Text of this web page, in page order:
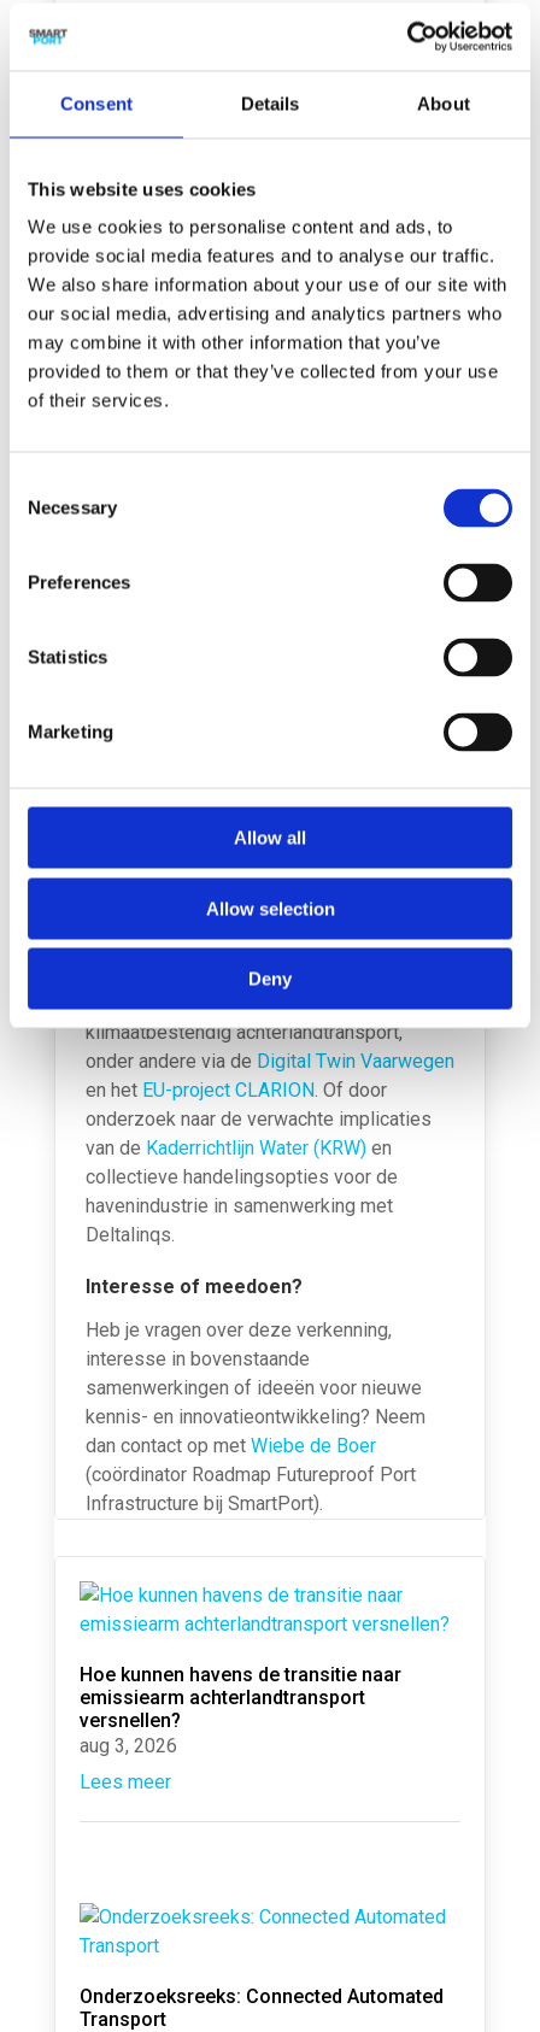
Consent Details About
This website uses cookies
We use cookies to personalise content and ads, to
provide social media features and to analyse our traffic.
We also share information about your use of our site with
our social media, advertising and analytics partners who
may combine it with other information that you’ve
provided to them or that they’ve collected from your use
of their services.
Selection
Necessary
Preferences
Statistics
Marketing
Allow all
Allow selection
Deny
Kansrijke maatregelen voor de haven
De verkenning laat zien dat er diverse
kansrijke maatregelen zijn om de haven
Dit betreft maatregelen die bedrijven en het
Havenbedrijf Rotterdam zelf kunnen
overwegen alsmede maatregelen die
buiten de invloedssfeer van de haven
liggen, maar wel gevolgen hebben voor de
haven. Zo kunnen bedrijven zelf nadenken
over het aanpassen van de inzet van de
binnenvaartvloot en beladingsgraad op
regionale onderzoeks- en uitvoe­
Hoe verder?
bewustzijn voor watergerelateerde
ontwikkelingen in het havenbedrijfsleven te
voorbereiden en dit meenemen in hun
operatie en (investering)beslissingen.
SmartPort is en blijft betrokken bij pre-
competitieve kennisontwikkeling op dit
Bijvoorbeeld via onderzoek naar effecten,
maatregelen en tools voor
klimaatbestendig achterlandtransport,
onder andere via de Digital Twin Vaarwegen
en het EU-project CLARION. Of door
onderzoek naar de verwachte implicaties
van de Kaderrichtlijn Water (KRW)en
collectieve handelingsopties voor de
havenindustrie in samenwerking met
Deltalinqs.
Interesse of meedoen?
Heb je vragen over deze verkenning,
interesse in bovenstaande
samenwerkingen of ideeën voor nieuwe
kennis- en innovatieontwikkeling? Neem
dan contact op met Wiebe de Boer
(coördinator Roadmap Futureproof Port
Infrastructure bij SmartPort).
Hoe kunnen havens de transitie naar
emissiearm achterlandtransport
versnellen?
aug 3, 2026
Lees meer
Onderzoeksreeks: Connected Automated
Transport